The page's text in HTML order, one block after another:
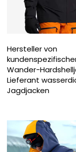
Hersteller von
Wander-
Lieferant
Jagdjacken